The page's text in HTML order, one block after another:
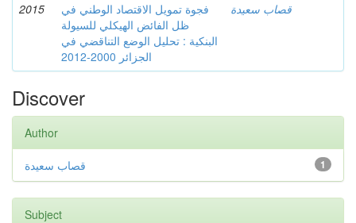
2015
فجوة تمويل الاقتصاد الوطني في
ظل الفائض الهيكلي للسيولة
البنكية : تحليل الوضع التناقضي في
الجزائر 2000-2012
قصاب سعيدة
Discover
Author
1 قصاب سعيدة
Subject